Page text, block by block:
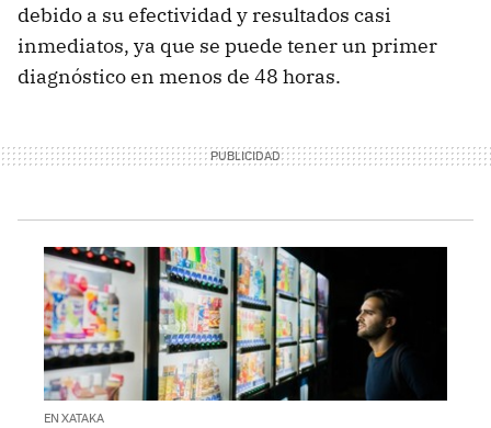
debido a su efectividad y resultados casi
inmediatos, ya que se puede tener un primer
diagnóstico en menos de 48 horas.
EN XATAKA